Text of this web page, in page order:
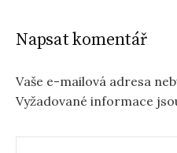
Napsat komentář
Vaše e-mailová adresa
Vyžadované informace